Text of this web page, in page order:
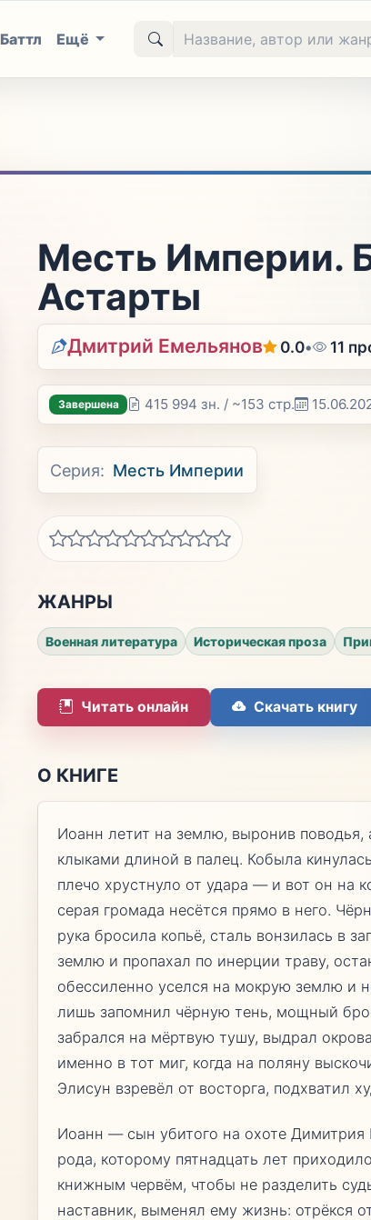
Баттл Ещё
Месть Империи.
Астарты
Дмитрий Емельянов 0.0• 11
Завершена 415 994 зн. / ~153 стр.
Серия: Месть Империи
ЖАНРЫ
Военная литература Историческая проза
Читать онлайн Скачать книгу
О КНИГЕ
Иоанн летит на землю, выронив поводья,
клыками длиной в палец. Кобыла
плечо хрустнуло от удара — и вот он на
серая громада несётся прямо в него.
рука бросила копьё, сталь вонзилась в
землю и пропахал по инерции траву,
обессиленно уселся на мокрую землю и
лишь запомнил чёрную тень, мощный
забрался на мёртвую тушу, выдрал
именно в тот миг, когда на поляну
Элисун взревёл от восторга, подхватил
Иоанн — сын убитого на охоте Димитрия
рода, которому пятнадцать лет
книжным червём, чтобы не разделить
наставник, выменял ему жизнь: отрёкся